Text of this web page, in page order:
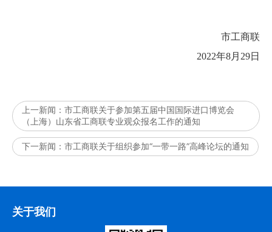
市工商联
2022年8月29日
上一新闻： 市工商联关于参加第五届中国国际进口博览会
（上海）山东省工商联专业观众报名工作的通知
下一新闻： 市工商联关于组织参加“一带一路”高峰论坛的通知
关于我们